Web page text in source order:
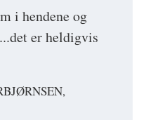
i hendene og
er heldigvis